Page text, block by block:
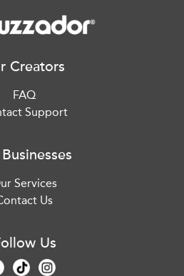
Creators
FAQ
Support
Services
Us
Us